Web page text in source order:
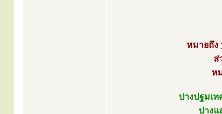
หมายถึง
ส่
ห
ปางปฐมเ
ปางแ